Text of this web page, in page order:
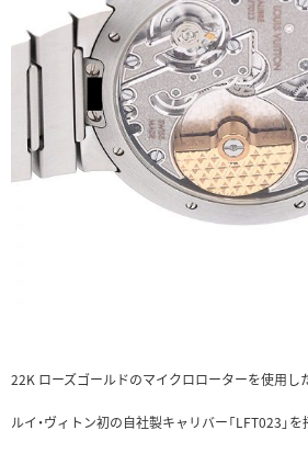
22K ローズゴールドのマイクロローターを使用し
ルイ・ヴィトン初の自社製キャリバー「LFT023」を